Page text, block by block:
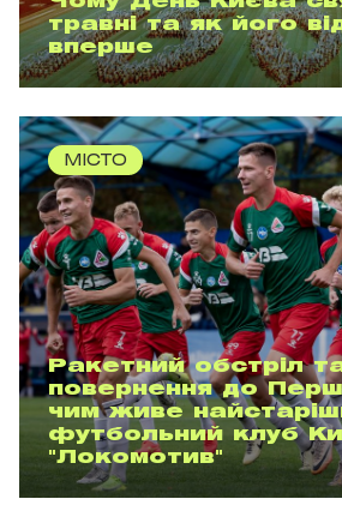
травні та як його
вперше
МІСТО
Ракетний обстріл
повернення до
чим живе
футбольний клуб
"Локомотив"